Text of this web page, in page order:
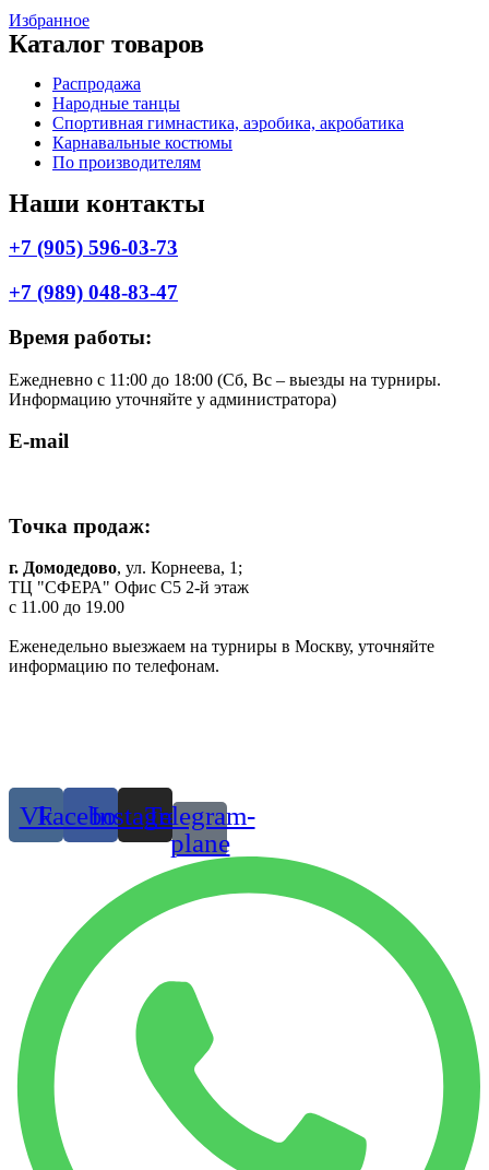
Избранное
Каталог товаров
МенюРаспродажа
Народные танцы
Спортивная гимнастика, аэробика, акробатика
Карнавальные костюмы
По производителям
Наши контакты
+7 (905) 596-03-73
+7 (989) 048-83-47
Время работы:
Ежедневно с 11:00 до 18:00 (Cб, Вс – выезды на турниры.
Информацию уточняйте у администратора)
E-mail
Точка продаж:
г. Домодедово, ул. Корнеева, 1;
ТЦ "СФЕРА" Офис C5 2-й этаж
c 11.00 до 19.00
Еженедельно выезжаем на турниры в Москву, уточняйте
информацию по телефонам.
VkFacebookInstagramTelegram-
plane